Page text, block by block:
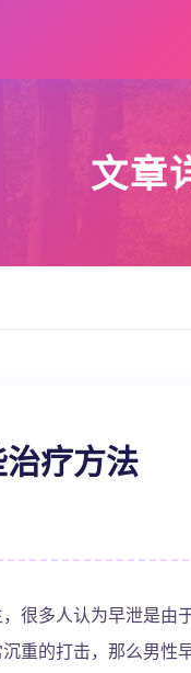
文章
疗方法
很多人认为早泄是由
重的打击，那么男性